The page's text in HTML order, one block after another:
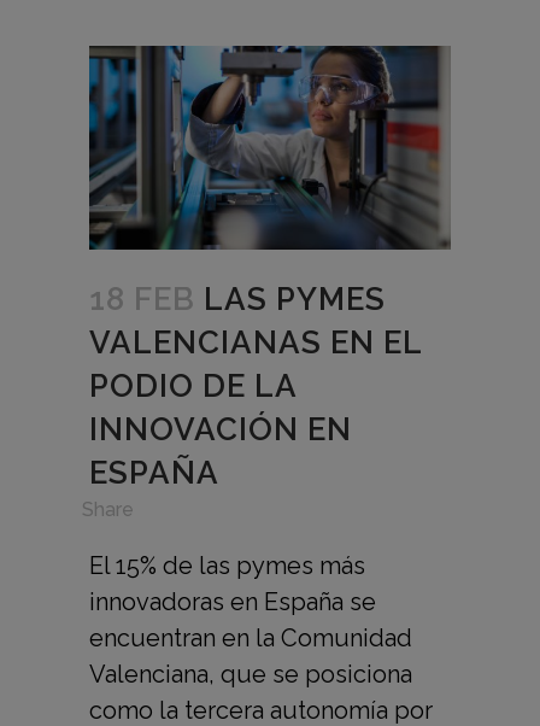
18 FEB LAS PYMES
VALENCIANAS EN EL
PODIO DE LA
INNOVACIÓN EN
ESPAÑA
Share
El 15% de las pymes más
innovadoras en España se
encuentran en la Comunidad
Valenciana, que se posiciona
como la tercera autonomía por